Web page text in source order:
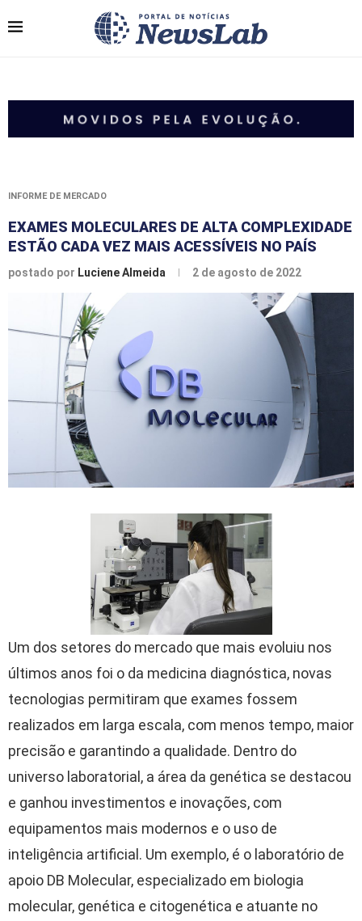
INFORME DE MERCADO
EXAMES MOLECULARES DE ALTA COMPLEXIDADE
ESTÃO CADA VEZ MAIS ACESSÍVEIS NO PAÍS
postado por Luciene Almeida 2 de agosto de 2022
Um dos setores do mercado que mais evoluiu nos
últimos anos foi o da medicina diagnóstica, novas
tecnologias permitiram que exames fossem
realizados em larga escala, com menos tempo, maior
precisão e garantindo a qualidade. Dentro do
universo laboratorial, a área da genética se destacou
e ganhou investimentos e inovações, com
equipamentos mais modernos e o uso de
inteligência artificial. Um exemplo, é o laboratório de
apoio DB Molecular, especializado em biologia
molecular, genética e citogenética e atuante no